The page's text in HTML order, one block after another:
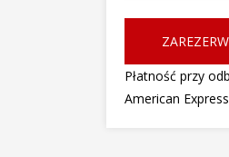
Płatność przy
American